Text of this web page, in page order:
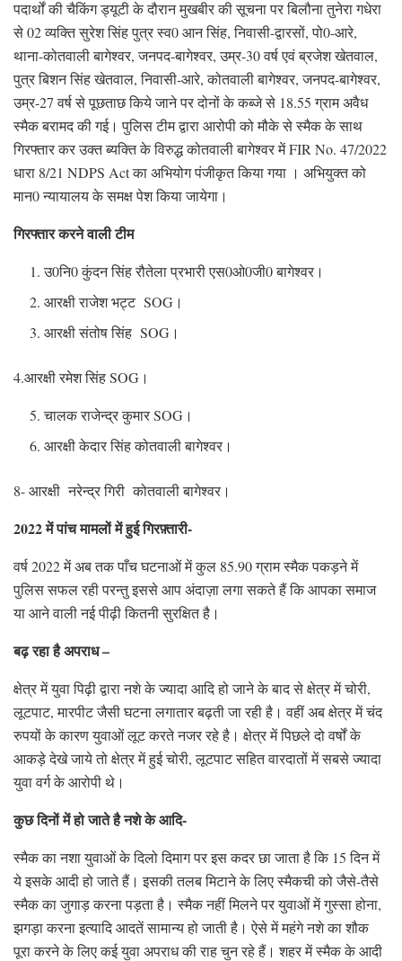
पदार्थों की चैकिंग ड्यूटी के दौरान मुखबीर की सूचना पर बिलौना तुनेरा गधेरा
से 02 व्यक्ति सुरेश सिंह पुत्र स्व0 आन सिंह, निवासी-द्वारसों, पो0-आरे,
थाना-कोतवाली बागेश्वर, जनपद-बागेश्वर, उम्र-30 वर्ष एवं ब्रजेश खेतवाल,
पुत्र बिशन सिंह खेतवाल, निवासी-आरे, कोतवाली बागेश्वर, जनपद-बागेश्वर,
उम्र-27 वर्ष से पूछताछ किये जाने पर दोनों के कब्जे से 18.55 ग्राम अवैध
स्मैक बरामद की गई। पुलिस टीम द्वारा आरोपी को मौके से स्मैक के साथ
गिरफ्तार कर उक्त ब्यक्ति के विरुद्ध कोतवाली बागेश्वर में FIR No. 47/2022
धारा 8/21 NDPS Act का अभियोग पंजीकृत किया गया । अभियुक्त को
मान0 न्यायालय के समक्ष पेश किया जायेगा।
गिरफ्तार करने वाली टीम
उ0नि0 कुंदन सिंह रौतेला प्रभारी एस0ओ0जी0 बागेश्वर।
आरक्षी राजेश भट्ट SOG।
आरक्षी संतोष सिंह SOG।
4.आरक्षी रमेश सिंह SOG।
चालक राजेन्द्र कुमार SOG।
आरक्षी केदार सिंह कोतवाली बागेश्वर।
8- आरक्षी नरेन्द्र गिरी कोतवाली बागेश्वर।
2022 में पांच मामलों में हुई गिरफ़्तारी-
वर्ष 2022 में अब तक पाँच घटनाओं में कुल 85.90 ग्राम स्मैक पकड़ने में
पुलिस सफल रही परन्तु इससे आप अंदाज़ा लगा सकते हैं कि आपका समाज
या आने वाली नई पीढ़ी कितनी सुरक्षित है।
बढ़ रहा है अपराध –
क्षेत्र में युवा पिढ़ी द्वारा नशे के ज्यादा आदि हो जाने के बाद से क्षेत्र में चोरी,
लूटपाट, मारपीट जैसी घटना लगातार बढ़ती जा रही है। वहीं अब क्षेत्र में चंद
रुपयों के कारण युवाओं लूट करते नजर रहे है। क्षेत्र में पिछले दो वर्षों के
आकड़े देखे जाये तो क्षेत्र में हुई चोरी, लूटपाट सहित वारदातों में सबसे ज्यादा
युवा वर्ग के आरोपी थे।
कुछ दिनों में हो जाते है नशे के आदि-
स्मैक का नशा युवाओं के दिलो दिमाग पर इस कदर छा जाता है कि 15 दिन में
ये इसके आदी हो जाते हैं। इसकी तलब मिटाने के लिए स्मैकची को जैसे-तैसे
स्मैक का जुगाड़ करना पड़ता है। स्मैक नहीं मिलने पर युवाओं में गुस्सा होना,
झगड़ा करना इत्यादि आदतें सामान्य हो जाती है। ऐसे में महंगे नशे का शौक
पूरा करने के लिए कई युवा अपराध की राह चुन रहे हैं। शहर में स्मैक के आदी